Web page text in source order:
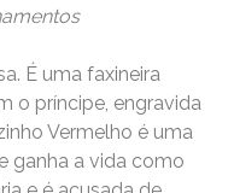
É uma faxineira
o príncipe, engravida
Vermelho é uma
ganha a vida como